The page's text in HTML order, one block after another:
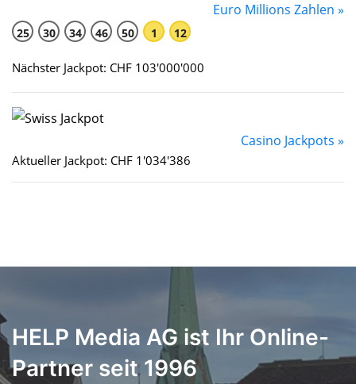
Euro Millions Zahlen »
25 30 34 46 50 1 12
Nächster Jackpot: CHF 103'000'000
Casino Jackpots »
Aktueller Jackpot: CHF 1'034'386
HELP Media AG ist Ihr Online-
Partner seit 1996